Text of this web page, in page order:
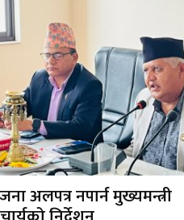
अलपत्र नपार्न मुख्यमन्त्री